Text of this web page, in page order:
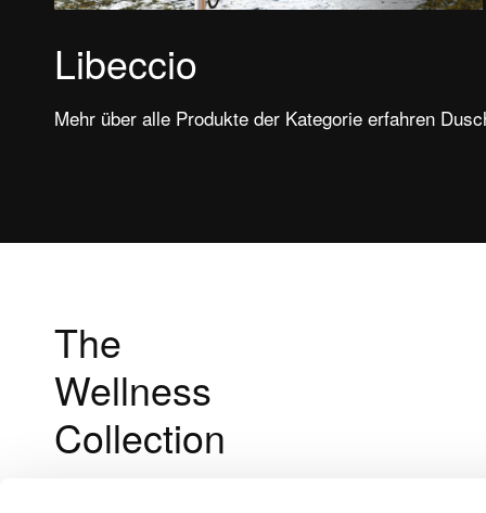
Libeccio
Mehr über alle Produkte der Kategorie erfahren
The
Wellness
Collection